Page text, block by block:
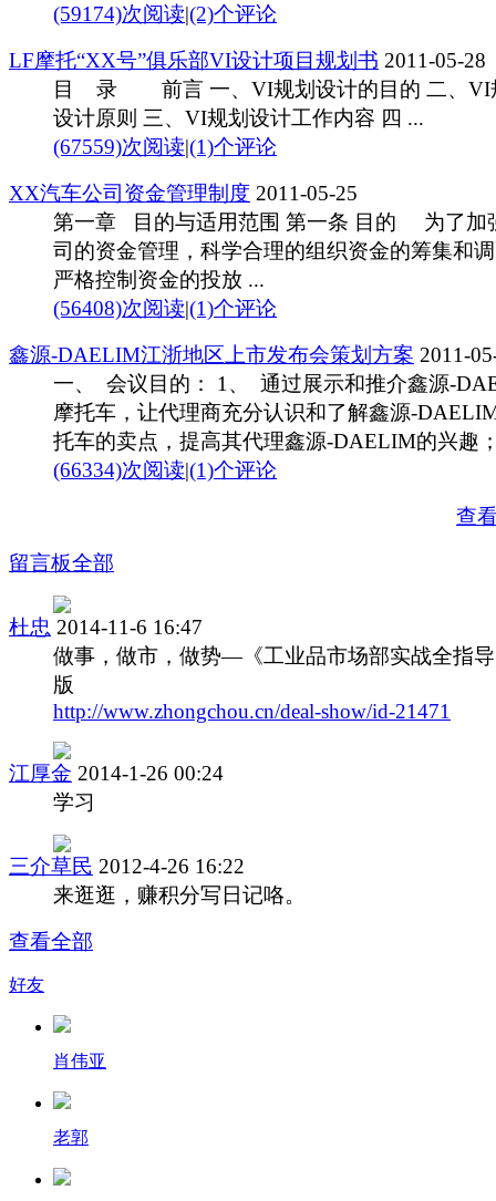
(59174)次阅读|(2)个评论
LF摩托“XX号”俱乐部VI设计项目规划书 2011-05-28
目 录 前言 一、VI规划设计的目的 二、VI
设计原则 三、VI规划设计工作内容 四 ...
(67559)次阅读|(1)个评论
XX汽车公司资金管理制度 2011-05-25
第一章 目的与适用范围 第一条 目的 为了加
司的资金管理，科学合理的组织资金的筹集和
严格控制资金的投放 ...
(56408)次阅读|(1)个评论
鑫源-DAELIM江浙地区上市发布会策划方案 2011-
一、 会议目的： 1、 通过展示和推介鑫源-
摩托车，让代理商充分认识和了解鑫源-
托车的卖点，提高其代理鑫源-DAELIM的兴趣
(66334)次阅读|(1)个评论
查
留言板全部
杜忠 2014-11-6 16:47
做事，做市，做势—《工业品市场部实战全指
版
http://www.zhongchou.cn/deal-show/id-21471
江厚金 2014-1-26 00:24
学习
三介草民 2012-4-26 16:22
来逛逛，赚积分写日记咯。
查看全部
好友
肖伟亚
老郭